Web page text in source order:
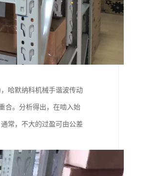
哈默纳科机械手谐波传动
合。分析得出，在啮入始
常，不大的过盈可由公差